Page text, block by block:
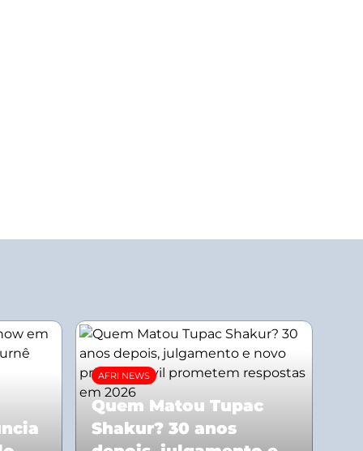
AFRI NEWS
Quem Matou Tupac
Shakur? 30 anos